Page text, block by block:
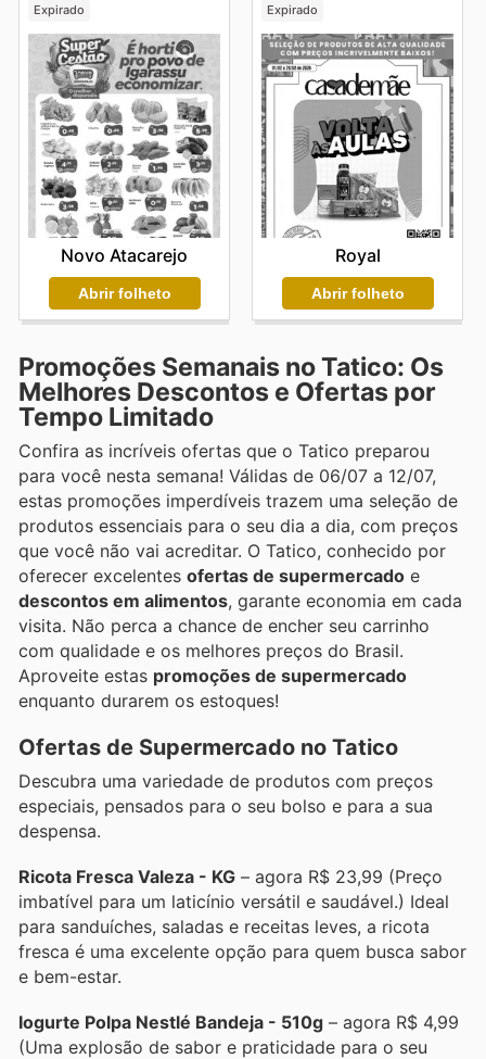
Expirado
Novo Atacarejo
Abrir folheto
Expirado
Royal
Abrir folheto
Promoções Semanais no Tatico: Os
Melhores Descontos e Ofertas por
Tempo Limitado
Confira as incríveis ofertas que o Tatico preparou
para você nesta semana! Válidas de 06/07 a 12/07,
estas promoções imperdíveis trazem uma seleção de
produtos essenciais para o seu dia a dia, com preços
que você não vai acreditar. O Tatico, conhecido por
oferecer excelentes ofertas de supermercado e
descontos em alimentos, garante economia em cada
visita. Não perca a chance de encher seu carrinho
com qualidade e os melhores preços do Brasil.
Aproveite estas promoções de supermercado
enquanto durarem os estoques!
Ofertas de Supermercado no Tatico
Descubra uma variedade de produtos com preços
especiais, pensados para o seu bolso e para a sua
despensa.
Ricota Fresca Valeza - KG – agora R$ 23,99 (Preço
imbatível para um laticínio versátil e saudável.) Ideal
para sanduíches, saladas e receitas leves, a ricota
fresca é uma excelente opção para quem busca sabor
e bem-estar.
Iogurte Polpa Nestlé Bandeja - 510g – agora R$ 4,99
(Uma explosão de sabor e praticidade para o seu